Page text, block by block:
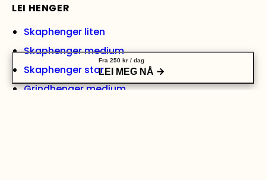
Fra 250 kr/ dag
LEI MEG NÅ
LEI HENGER
Skaphenger liten
Skaphenger medium
Skaphenger stor
Grindhenger medium